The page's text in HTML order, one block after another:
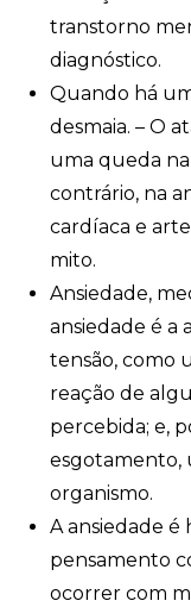
transtorno
diagnóstico.
Quando há
desmaia. – O
uma queda
contrário, na
cardíaca e
mito.
Ansiedade,
ansiedade é a
tensão, como
reação de
percebida; e,
esgotamento,
organismo.
A ansiedade é
pensamento
ocorrer com